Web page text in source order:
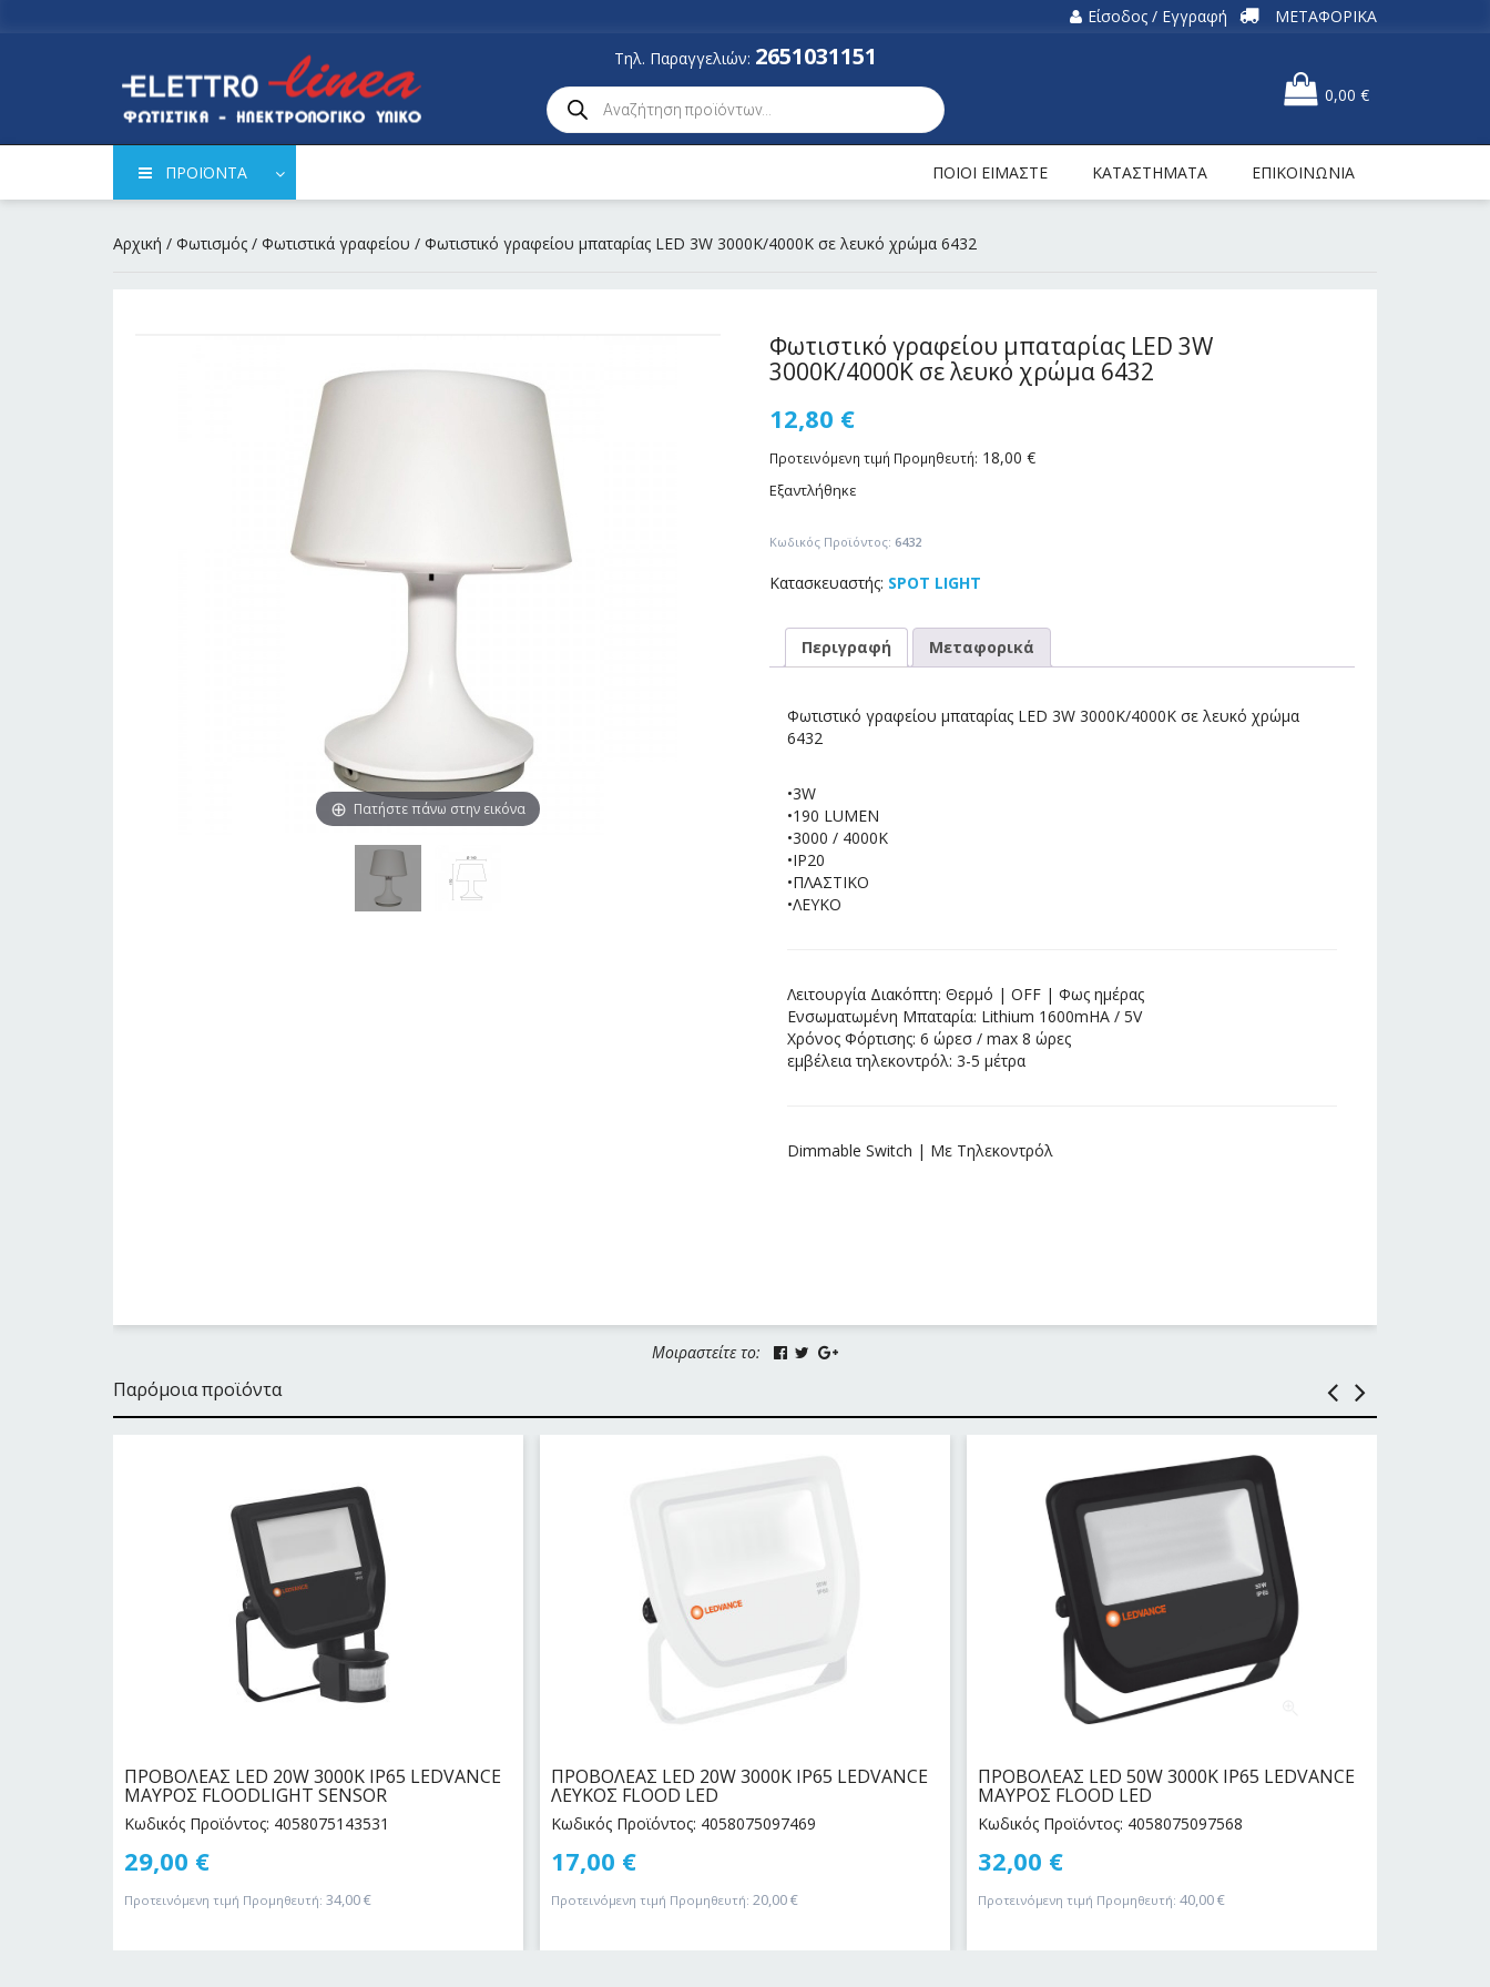
Είσοδος / Εγγραφή
ΜΕΤΑΦΟΡΙΚΑ
Τηλ. Παραγγελιών: 2651031151
0,00 €
ΠΡΟΪΟΝΤΑ ΠΟΙΟΙ ΕΙΜΑΣΤΕ ΚΑΤΑΣΤΗΜΑΤΑ ΕΠΙΚΟΙΝΩΝΙΑ
Αρχική / Φωτισμός / Φωτιστικά γραφείου / Φωτιστικό γραφείου μπαταρίας LED 3W 3000K/4000K σε λευκό χρώμα 6432
Πατήστε πάνω στην εικόνα
Φωτιστικό γραφείου μπαταρίας LED 3W
3000K/4000K σε λευκό χρώμα 6432
12,80 €
Προτεινόμενη τιμή Προμηθευτή: 18,00 €
Εξαντλήθηκε
Κωδικός Προϊόντος: 6432
Κατασκευαστής: SPOT LIGHT
Περιγραφή Μεταφορικά
Φωτιστικό γραφείου μπαταρίας LED 3W 3000K/4000K σε λευκό χρώμα
6432
•3W
•190 LUMEN
•3000 / 4000Κ
•IP20
•ΠΛΑΣΤΙΚΟ
•ΛΕΥΚΟ
Λειτουργία Διακόπτη: Θερμό | OFF | Φως ημέρας
Ενσωματωμένη Μπαταρία: Lithium 1600mHA / 5V
Χρόνος Φόρτισης: 6 ώρεσ / max 8 ώρες
εμβέλεια τηλεκοντρόλ: 3-5 μέτρα
Dimmable Switch | Με Τηλεκοντρόλ
Μοιραστείτε το:
Παρόμοια προϊόντα
ΠΡΟΒΟΛΕΑΣ LED 20W 3000Κ IP65 LEDVANCE
ΜΑΥΡΟΣ FLOODLIGHT SENSOR
Κωδικός Προϊόντος: 4058075143531
29,00 €
Προτεινόμενη τιμή Προμηθευτή: 34,00€
ΠΡΟΒΟΛΕΑΣ LED 20W 3000Κ IP65 LEDVANCE
ΛΕΥΚΟΣ FLOOD LED
Κωδικός Προϊόντος: 4058075097469
17,00 €
Προτεινόμενη τιμή Προμηθευτή: 20,00€
ΠΡΟΒΟΛΕΑΣ LED 50W 3000Κ IP65 LEDVANCE
ΜΑΥΡΟΣ FLOOD LED
Κωδικός Προϊόντος: 4058075097568
32,00 €
Προτεινόμενη τιμή Προμηθευτή: 40,00€